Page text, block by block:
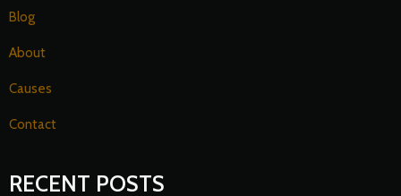
Blog
About
Causes
Contact
RECENT POSTS